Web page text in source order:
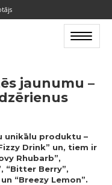
Toggle
jaunumu –
unikālu produktu –
Drink” un, tiem ir
Rhubarb”,
“Bitter Berry”,
“Breezy Lemon”.